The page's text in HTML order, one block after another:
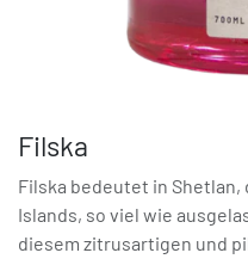
Filska
Filska bedeutet in Shetlan,
Islands, so viel wie
diesem zitrusartigen und